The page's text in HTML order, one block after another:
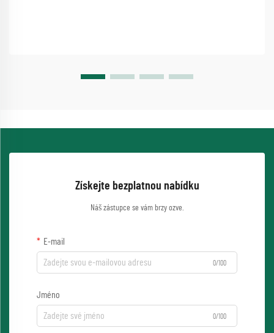
Získejte bezplatnou nabídku
Náš zástupce se vám brzy ozve.
E-mail
0/100
Jméno
0/100